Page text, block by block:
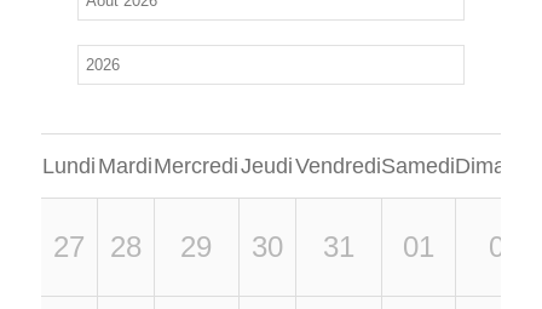
Lundi MardiMercrediJeudiVendrediSamedi
27 28 29 30 31 01 02